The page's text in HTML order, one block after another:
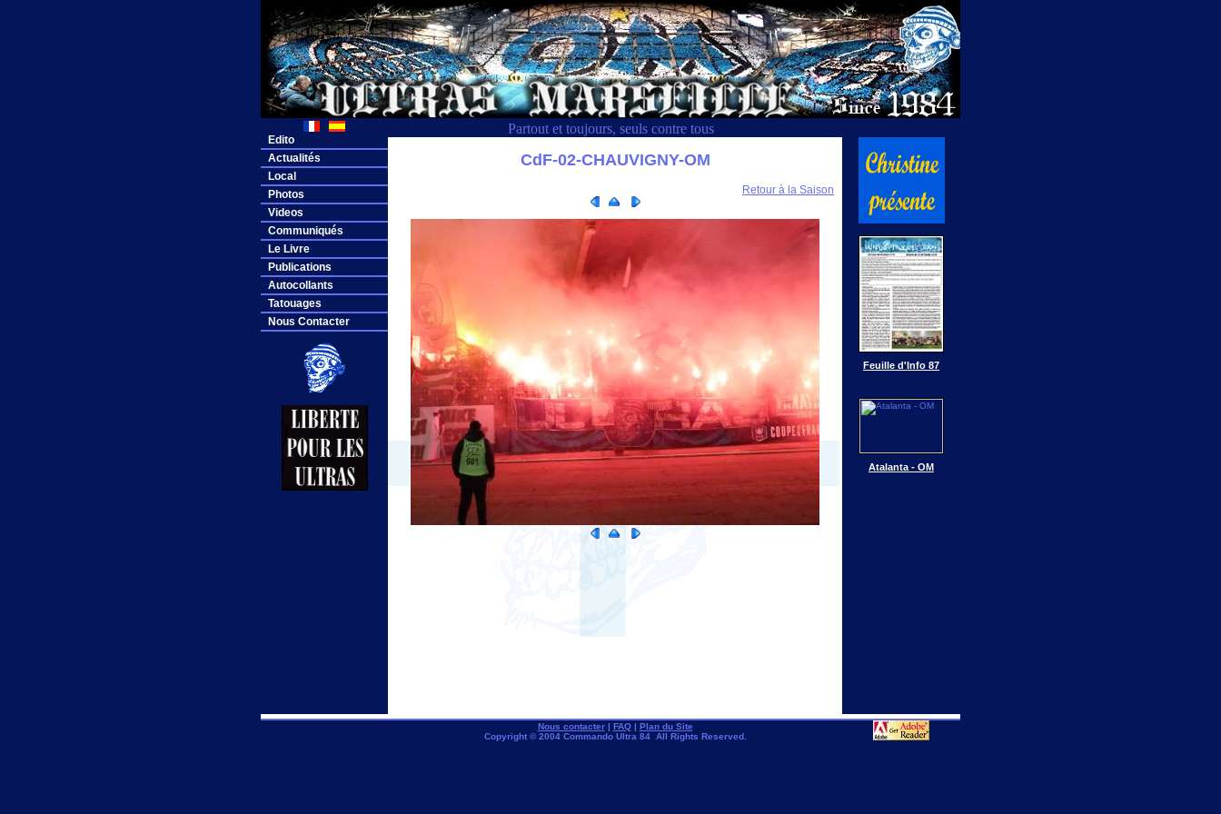
Partout et toujours, seuls contre tous
Edito
Actualités
Local
Photos
Videos
Communiqués
Le Livre
Publications
Autocollants
Tatouages
Nous Contacter
CdF-02-CHAUVIGNY-OM
Retour à la Saison
Feuille d'Info 87
Atalanta - OM
Nous contacter| FAQ| Plan du Site
Copyright © 2004 Commando Ultra 84 All Rights Reserved.